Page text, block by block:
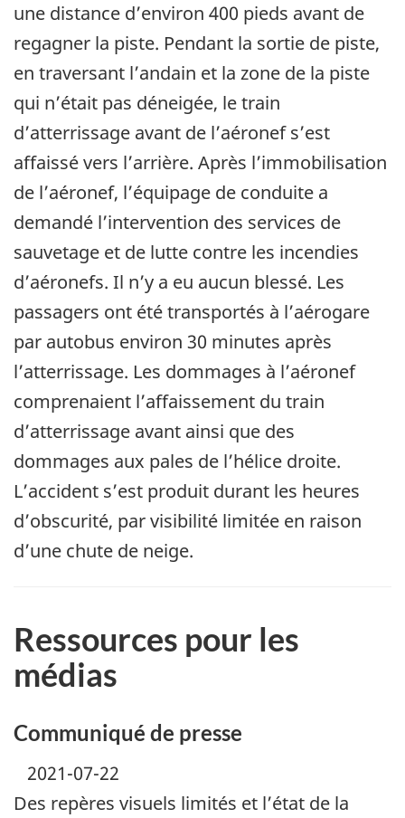
une distance d’environ 400 pieds avant de
regagner la piste. Pendant la sortie de piste,
en traversant l’andain et la zone de la piste
qui n’était pas déneigée, le train
d’atterrissage avant de l’aéronef s’est
affaissé vers l’arrière. Après l’immobilisation
de l’aéronef, l’équipage de conduite a
demandé l’intervention des services de
sauvetage et de lutte contre les incendies
d’aéronefs. Il n’y a eu aucun blessé. Les
passagers ont été transportés à l’aérogare
par autobus environ 30 minutes après
l’atterrissage. Les dommages à l’aéronef
comprenaient l’affaissement du train
d’atterrissage avant ainsi que des
dommages aux pales de l’hélice droite.
L’accident s’est produit durant les heures
d’obscurité, par visibilité limitée en raison
d’une chute de neige.
Ressources pour les
médias
Communiqué de presse
2021-07-22
Des repères visuels limités et l’état de la